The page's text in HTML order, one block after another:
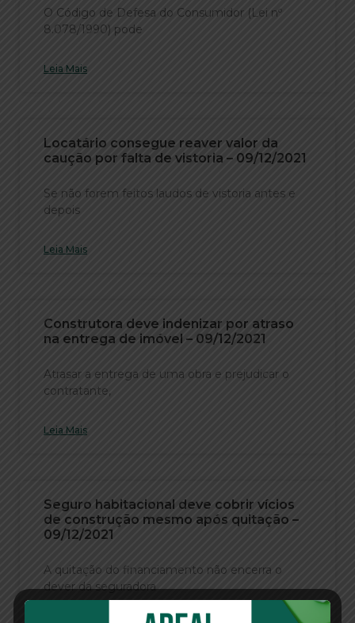
O Código de Defesa do Consumidor (Lei nº
8.078/1990) pode
Leia Mais
Locatário consegue reaver valor da
caução por falta de vistoria – 09/12/2021
Se não forem feitos laudos de vistoria antes e
depois
Leia Mais
Construtora deve indenizar por atraso
na entrega de imóvel – 09/12/2021
Atrasar a entrega de uma obra e prejudicar o
contratante,
Leia Mais
Seguro habitacional deve cobrir vícios
de construção mesmo após quitação –
09/12/2021
A quitação do financiamento não encerra o
dever da seguradora